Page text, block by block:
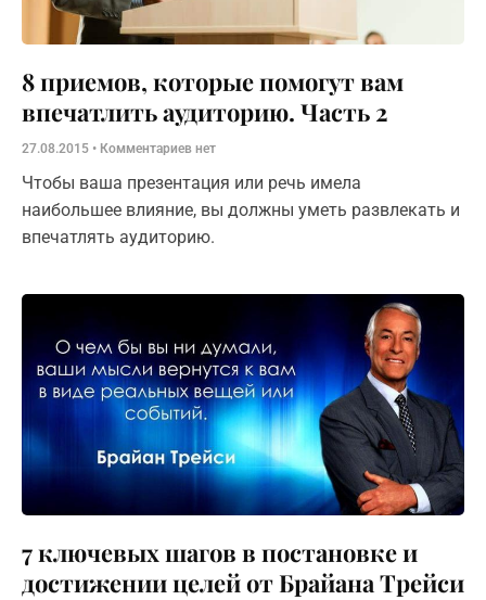
8 приемов, которые помогут вам
впечатлить аудиторию. Часть 2
27.08.2015 Комментариев нет
Чтобы ваша презентация или речь имела
наибольшее влияние, вы должны уметь развлекать и
впечатлять аудиторию.
7 ключевых шагов в постановке и
достижении целей от Брайана Трейси